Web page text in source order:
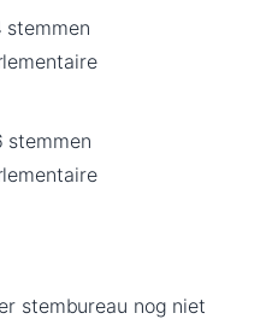
stemmen
stemmen
stembureau nog niet